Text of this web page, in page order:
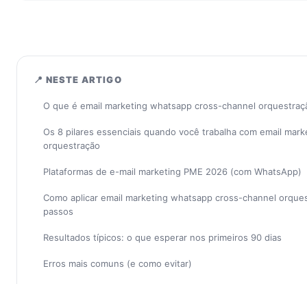
📍 NESTE ARTIGO
O que é email marketing whatsapp cross-channel
Os 8 pilares essenciais quando você trabalha com email
orquestração
Plataformas de e-mail marketing PME 2026 (com WhatsApp)
Como aplicar email marketing whatsapp cross-channel
passos
Resultados típicos: o que esperar nos primeiros 90 dias
Erros mais comuns (e como evitar)